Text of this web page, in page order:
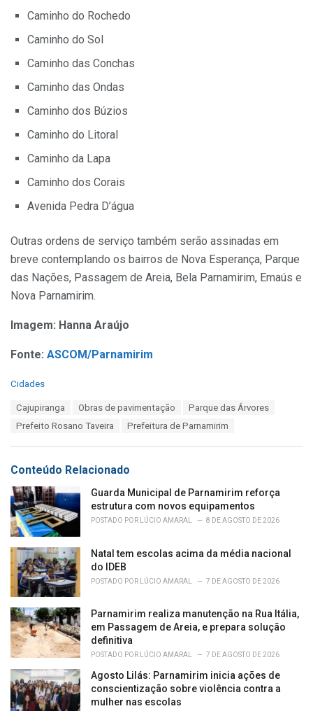
Caminho do Rochedo
Caminho do Sol
Caminho das Conchas
Caminho das Ondas
Caminho dos Búzios
Caminho do Litoral
Caminho da Lapa
Caminho dos Corais
Avenida Pedra D’água
Outras ordens de serviço também serão assinadas em
breve contemplando os bairros de Nova Esperança, Parque
das Nações, Passagem de Areia, Bela Parnamirim, Emaús e
Nova Parnamirim.
Imagem: Hanna Araújo
Fonte: ASCOM/Parnamirim
C
i
e
s
:
Cidades
Cajupiranga Obras de pavimentação
Parque das Árvores
Prefeito Rosano Taveira
Prefeitura de Parnamirim
Conteúdo Relacionado
Guarda Municipal de Parnamirim reforça
estrutura com novos equipamentos
POSTADO POR LÚCIO AMARAL 8 DE AGOSTO DE 2026
Natal tem escolas acima da média nacional
do IDEB
POSTADO POR LÚCIO AMARAL 7 DE AGOSTO DE 2026
Parnamirim realiza manutenção na Rua Itália,
em Passagem de Areia, e prepara solução
definitiva
POSTADO POR LÚCIO AMARAL 7 DE AGOSTO DE 2026
Agosto Lilás: Parnamirim inicia ações de
conscientização sobre violência contra a
mulher nas escolas